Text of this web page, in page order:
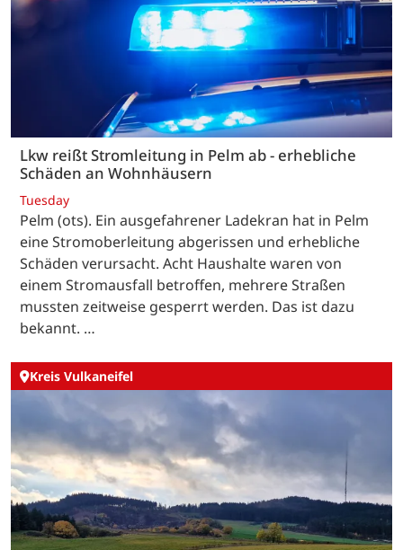
Lkw reißt Stromleitung in Pelm ab - erhebliche
Schäden an Wohnhäusern
Tuesday
Pelm (ots). Ein ausgefahrener Ladekran hat in Pelm
eine Stromoberleitung abgerissen und erhebliche
Schäden verursacht. Acht Haushalte waren von
einem Stromausfall betroffen, mehrere Straßen
mussten zeitweise gesperrt werden. Das ist dazu
bekannt. …
Kreis Vulkaneifel